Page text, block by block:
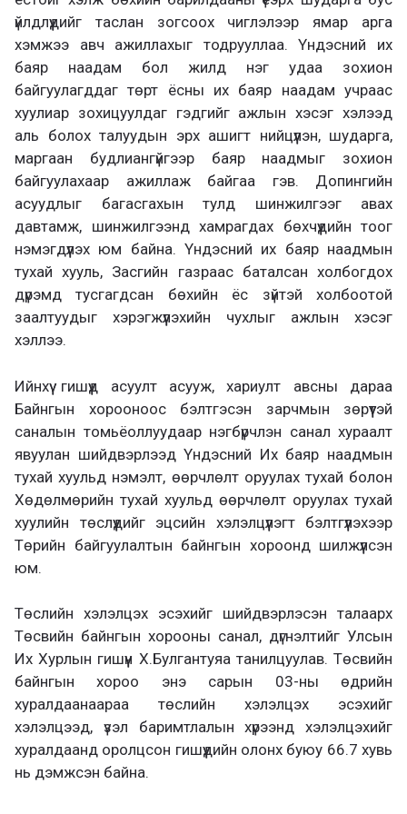
үйлдлүүдийг таслан зогсоох чиглэлээр ямар арга
хэмжээ авч ажиллахыг тодрууллаа. Үндэсний их
баяр наадам бол жилд нэг удаа зохион
байгуулагддаг төрт ёсны их баяр наадам учраас
хуулиар зохицуулдаг гэдгийг ажлын хэсэг хэлээд
аль болох талуудын эрх ашигт нийцүүлэн, шударга,
маргаан будлиангүйгээр баяр наадмыг зохион
байгуулахаар ажиллаж байгаа гэв. Допингийн
асуудлыг багасгахын тулд шинжилгээг авах
давтамж, шинжилгээнд хамрагдах бөхчүүдийн тоог
нэмэгдүүлэх юм байна. Үндэсний их баяр наадмын
тухай хууль, Засгийн газраас баталсан холбогдох
дүрэмд тусгагдсан бөхийн ёс зүйтэй холбоотой
заалтуудыг хэрэгжүүлэхийн чухлыг ажлын хэсэг
хэллээ.
Ийнхүү гишүүд асуулт асууж, хариулт авсны дараа
Байнгын хорооноос бэлтгэсэн зарчмын зөрүүтэй
саналын томьёоллуудаар нэгбүрчлэн санал хураалт
явуулан шийдвэрлээд Үндэсний Их баяр наадмын
тухай хуульд нэмэлт, өөрчлөлт оруулах тухай болон
Хөдөлмөрийн тухай хуульд өөрчлөлт оруулах тухай
хуулийн төслүүдийг эцсийн хэлэлцүүлэгт бэлтгүүлэхээр
Төрийн байгуулалтын байнгын хороонд шилжүүлсэн
юм.
Төслийн хэлэлцэх эсэхийг шийдвэрлэсэн талаарх
Төсвийн байнгын хорооны санал, дүгнэлтийг Улсын
Их Хурлын гишүүн Х.Булгантуяа танилцуулав. Төсвийн
байнгын хороо энэ сарын 03-ны өдрийн
хуралдаанаараа төслийн хэлэлцэх эсэхийг
хэлэлцээд, үзэл баримтлалын хүрээнд хэлэлцэхийг
хуралдаанд оролцсон гишүүдийн олонх буюу 66.7 хувь
нь дэмжсэн байна.